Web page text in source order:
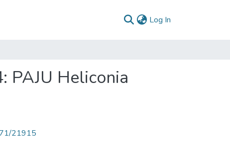
Log In
PAJU Heliconia
21915